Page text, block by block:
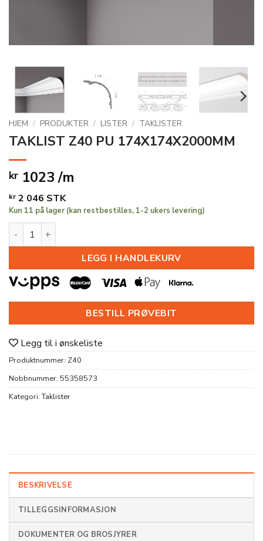
HJEM / PRODUKTER / LISTER / TAKLISTER
TAKLIST Z40 PU 174X174X2000MM
kr 1023 /m
kr 2 046 STK
Kun 11 på lager (kan restbestilles, 1-2 ukers levering)
TAKLIST Z40 PU 174X174X2000MM antall
LEGG I HANDLEKURV
BESTILL PRØVEBIT
Legg til i ønskeliste
Produktnummer: Z40
Nobbnummer: 55358573
Kategori:Taklister
BESKRIVELSE
TILLEGGSINFORMASJON
DOKUMENTER OG BROSJYRER